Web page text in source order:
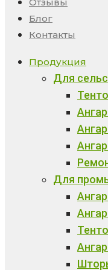
Блог
Контакты
Продукция
Для
Для